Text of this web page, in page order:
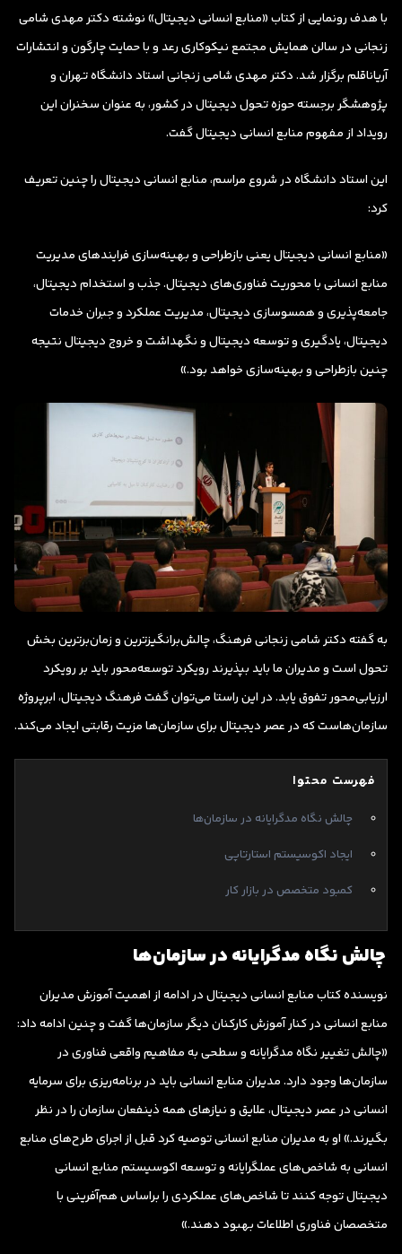
با هدف رونمایی از کتاب «منابع انسانی دیجیتال» نوشته دکتر مهدی شامی
زنجانی در سالن همایش مجتمع نیکوکاری رعد و با حمایت چارگون و انتشارات
آریاناقلم برگزار شد. دکتر مهدی شامی زنجانی استاد دانشگاه تهران و
پژوهشگر برجسته حوزه تحول دیجیتال در کشور، به عنوان سخنران این
رویداد از مفهوم منابع انسانی دیجیتال گفت.
این استاد دانشگاه در شروع مراسم، منابع انسانی دیجیتال را چنین تعریف
کرد:
«منابع انسانی دیجیتال یعنی بازطراحی و بهینه‌سازی فرایندهای مدیریت
منابع انسانی با محوریت فناوری‌های دیجیتال. جذب و استخدام دیجیتال،
جامعه‌پذیری و همسوسازی دیجیتال، مدیریت عملکرد و جبران خدمات
دیجیتال، یادگیری و توسعه دیجیتال و نگهداشت و خروج دیجیتال نتیجه
چنین بازطراحی و بهینه‌سازی خواهد بود.»
به گفته دکتر شامی زنجانی فرهنگ، چالش‌برانگیزترین و زمان‌برترین بخش
تحول است و مدیران ما باید بپذیرند رویکرد توسعه‌محور باید بر رویکرد
ارزیابی‌محور تفوق یابد. در این راستا می‌توان گفت فرهنگ دیجیتال، ابرپروژه
سازمان‌هاست که در عصر دیجیتال برای سازمان‌ها مزیت رقابتی ایجاد می‌کند.
فهرست محتوا
چالش نگاه مدگرایانه در سازمان‌ها
ایجاد اکوسیستم استارتاپی
کمبود متخصص در بازار کار
چالش نگاه مدگرایانه در سازمان‌ها
نویسنده کتاب منابع انسانی دیجیتال در ادامه از اهمیت آموزش مدیران
منابع انسانی در کنار آموزش کارکنان دیگر سازمان‌ها گفت و چنین ادامه داد:
«چالش تغییر نگاه مدگرایانه و سطحی به مفاهیم واقعی فناوری در
سازمان‌ها وجود دارد. مدیران منابع انسانی باید در برنامه‌ریزی برای سرمایه
انسانی در عصر دیجیتال، علایق و نیازهای همه ذینفعان سازمان را در نظر
بگیرند.» او به مدیران منابع انسانی توصیه کرد قبل از اجرای طرح‌های منابع
انسانی به شاخص‌های عملگرایانه و توسعه اکوسیستم منابع انسانی
دیجیتال توجه کنند تا شاخص‌های عملکردی را براساس هم‌آفرینی با
متخصصان فناوری اطلاعات بهبود دهند.»